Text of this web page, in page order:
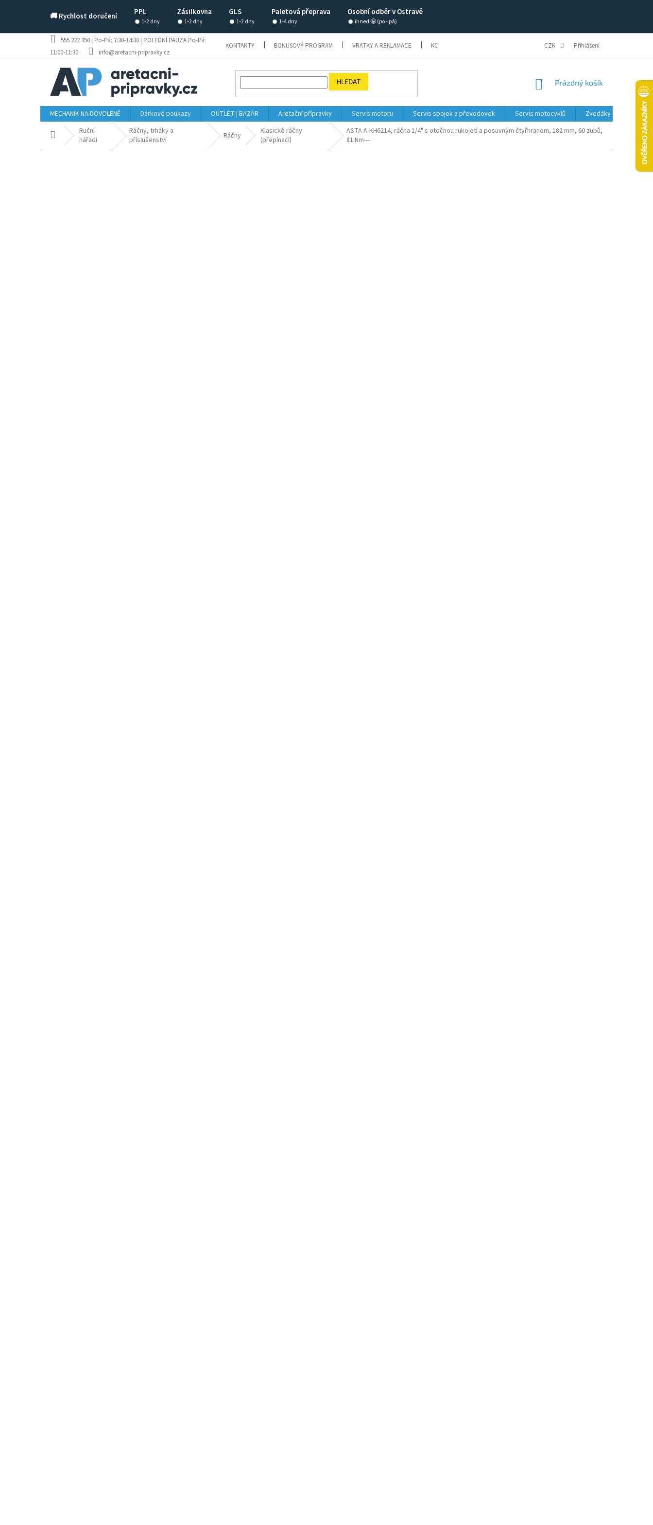
🚚 Rychlost doručení PPL Zásilkovna GLS Paletová přeprava Osobní odběr v Ostravě
1-2 dny 1-2 dny 1-2 dny 1-4 dny ihned 🤩 (po - pá)
555 222 350 | Po-Pá: 7:30-14:30 | POLEDNÍ PAUZA Po-Pá:
11:00-11:30
info@aretacni-pripravky.cz
KONTAKTY BONUSOVÝ PROGRAM VRATKY A REKLAMACE KONFIGURÁTOR REKLAMAČNÍ ŘÁD A PODMÍNKY OBCHODNÍ
CZK Přihlášení
HLEDAT
NÁKUPNÍ
Prázdný košík
MECHANIK NA DOVOLENÉ Dárkové poukazy OUTLET | BAZAR Aretační přípravky Servis motoru Servis spojek a převodovek Servis motocyklů Zvedáky
Domů Ruční
nářadí
Ráčny, trháky a
příslušenství
Ráčny
Klasické ráčny
(přepínací)
ASTA A-KH6214, ráčna 1/4" s otočnou rukojetí a posuvným čtyřhranem, 182 mm, 60 zubů,
81 Nm---